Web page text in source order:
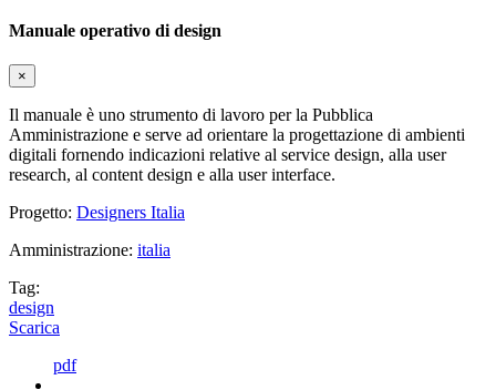
Manuale operativo di design
×
Il manuale è uno strumento di lavoro per la Pubblica
Amministrazione e serve ad orientare la progettazione di ambienti
digitali fornendo indicazioni relative al service design, alla user
research, al content design e alla user interface.
Progetto: Designers Italia
Amministrazione: italia
Tag:
design
Scarica
pdf